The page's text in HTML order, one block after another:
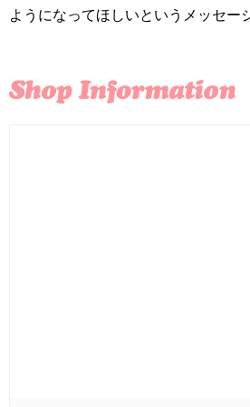
ようになってほしいというメッセー